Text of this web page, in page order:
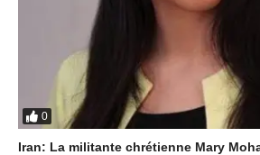
0
Iran: La militante chrétienne Mary